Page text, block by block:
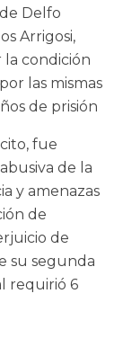
Delfo
Arrigosi,
la condición
las mismas
de prisión
fue
de la
y amenazas
de
de
su segunda
requirió 6